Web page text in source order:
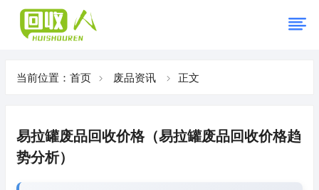
当前位置： 首页 废品资讯 正文
易拉罐废品回收价格（易拉罐废品回收价格趋
势分析）